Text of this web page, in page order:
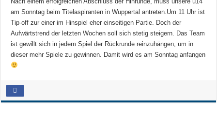
am Sonntag beim Titelaspiranten in Wuppertal antreten. Um 11 Uhr ist
Tip-off zur einer im Hinspiel eher einseitigen Partie. Doch der
Aufwärtstrend der letzten Wochen soll sich stetig steigern. Das Team
ist gewillt sich in jedem Spiel der Rückrunde reinzuhängen, um in
dieser mehr Spiele zu gewinnen. Damit wird es am Sonntag anfangen